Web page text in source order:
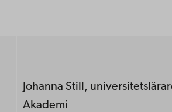
Johanna Still,
Akademi